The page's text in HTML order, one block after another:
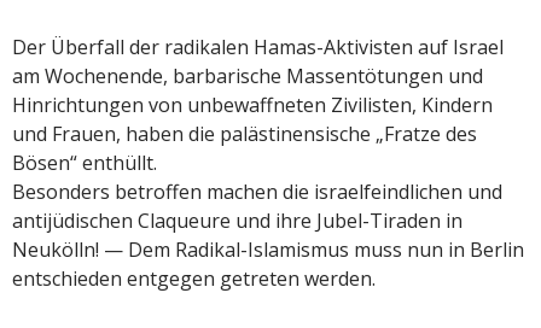
Der Überfall der radikalen Hamas-Aktivisten auf Israel
am Wochenende, barbarische Massentötungen und
Hinrichtungen von unbewaffneten Zivilisten, Kindern
und Frauen, haben die palästinensische „Fratze des
Bösen“ enthüllt.
Besonders betroffen machen die israelfeindlichen und
antijüdischen Claqueure und ihre Jubel-Tiraden in
Neukölln! — Dem Radikal-Islamismus muss nun in Berlin
entschieden entgegen getreten werden.